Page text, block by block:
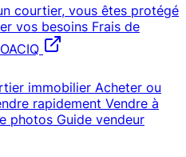
courtier, vous êtes protégé
vos besoins Frais de
immobilier Acheter ou
rapidement Vendre à
photos Guide vendeur